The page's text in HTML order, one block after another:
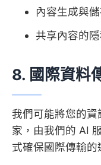
內容生成與
共享內容的
8. 國際資料
我們可能將您的資
家，由我們的 AI
式確保國際傳輸的